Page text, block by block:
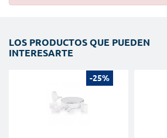
LOS PRODUCTOS QUE PUEDEN
INTERESARTE
-25%